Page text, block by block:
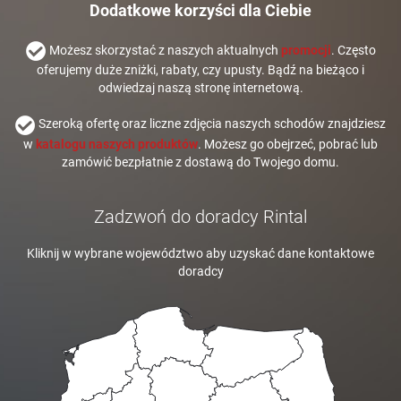
Dodatkowe korzyści dla Ciebie
Możesz skorzystać z naszych aktualnych promocji. Często
oferujemy duże zniżki, rabaty, czy upusty. Bądź na bieżąco i
odwiedzaj naszą stronę internetową.
Szeroką ofertę oraz liczne zdjęcia naszych schodów znajdziesz
w katalogu naszych produktów. Możesz go obejrzeć, pobrać lub
zamówić bezpłatnie z dostawą do Twojego domu.
Zadzwoń do doradcy Rintal
Kliknij w wybrane województwo aby uzyskać dane kontaktowe
doradcy